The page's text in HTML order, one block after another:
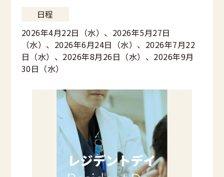
日程
2026年4月22日（水）、2026年5月27日
（水）、2026年6月24日（水）、2026年7月22
日（水）、2026年8月26日（水）、2026年9月
30日（水）